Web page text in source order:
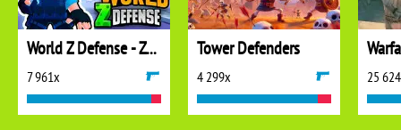
World Z Defense - Zombie Defense
7 961x
Tower Defenders
4 299x 25